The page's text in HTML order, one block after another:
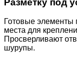
Разметку под
Готовые
места для
Просверливают
шурупы.